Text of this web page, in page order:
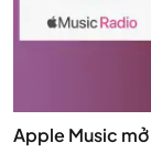
Apple Music